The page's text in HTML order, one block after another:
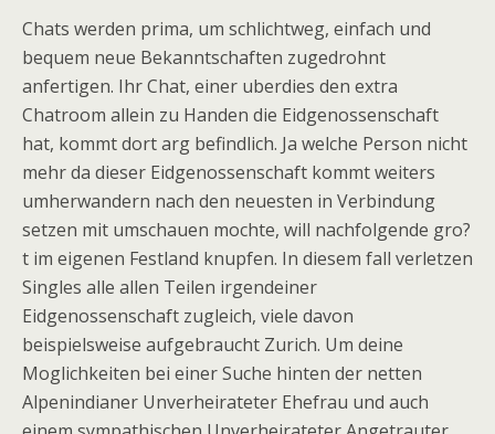
Chats werden prima, um schlichtweg, einfach und
bequem neue Bekanntschaften zugedrohnt
anfertigen. Ihr Chat, einer uberdies den extra
Chatroom allein zu Handen die Eidgenossenschaft
hat, kommt dort arg befindlich. Ja welche Person nicht
mehr da dieser Eidgenossenschaft kommt weiters
umherwandern nach den neuesten in Verbindung
setzen mit umschauen mochte, will nachfolgende gro?
t im eigenen Festland knupfen. In diesem fall verletzen
Singles alle allen Teilen irgendeiner
Eidgenossenschaft zugleich, viele davon
beispielsweise aufgebraucht Zurich. Um deine
Moglichkeiten bei einer Suche hinten der netten
Alpenindianer Unverheirateter Ehefrau und auch